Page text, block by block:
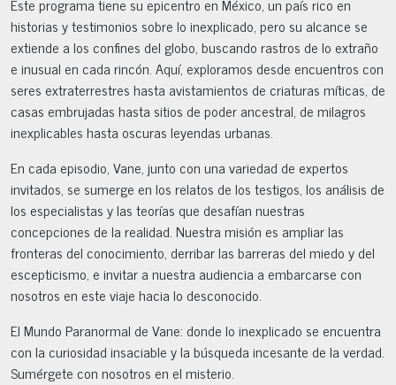
historias y testimonios sobre lo inexplicado, pero su alcance se
extiende a los confines del globo, buscando rastros de lo extraño
e inusual en cada rincón. Aquí, exploramos desde encuentros con
seres extraterrestres hasta avistamientos de criaturas míticas, de
casas embrujadas hasta sitios de poder ancestral, de milagros
inexplicables hasta oscuras leyendas urbanas.
En cada episodio, Vane, junto con una variedad de expertos
invitados, se sumerge en los relatos de los testigos, los análisis de
los especialistas y las teorías que desafían nuestras
concepciones de la realidad. Nuestra misión es ampliar las
fronteras del conocimiento, derribar las barreras del miedo y del
escepticismo, e invitar a nuestra audiencia a embarcarse con
nosotros en este viaje hacia lo desconocido.
El Mundo Paranormal de Vane: donde lo inexplicado se encuentra
con la curiosidad insaciable y la búsqueda incesante de la verdad.
Sumérgete con nosotros en el misterio.